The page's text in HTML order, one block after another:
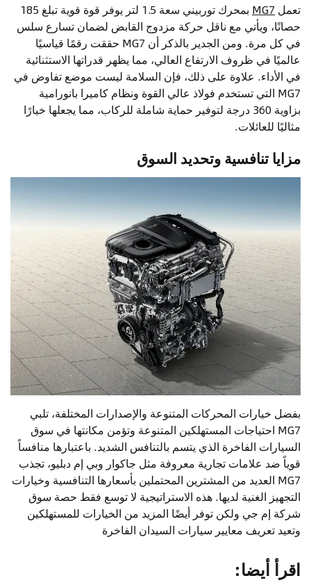
تعمل MG7
بمحرك توربيني سعة 1.5 لتر يوفر قوة قوية تبلغ 185
حصانًا، ويأتي مع ناقل حركة مزدوج القابض لضمان تسارع سلس
في كل مرة. ومن الجدير بالذكر أن MG7 حققت رقمًا قياسيًا
عالميًا في ظروف الارتفاع العالي، مما يظهر قدراتها الاستثنائية
في الأداء. علاوة على ذلك، فإن السلامة ليست موضع تفاوض في
MG7 التي تستخدم فولاذ عالي القوة ونظام كاميرا بانورامية
بزاوية 360 درجة لتوفير حماية شاملة للركاب، مما يجعلها خيارًا
مثاليًا للعائلات.
مزايا تنافسية وتحديد السوق
بفضل خيارات المحركات المتنوعة والإصدارات المختلفة، تلبي
MG7 احتياجات المستهلكين المتنوعة وتؤمن مكانتها في سوق
السيارات الفاخرة الذي يتسم بالتنافس الشديد. باعتبارها منافساً
قوياً ضد علامات تجارية معروفة مثل جاكوار وبي إم دبليو، تجذب
MG7 العديد من المشترين المحتملين بأسعارها التنافسية وخيارات
التجهيز الغنية لديها. هذه الاستراتيجية لا توسع فقط حصة سوق
شركة إم جي ولكن توفر أيضًا المزيد من الخيارات للمستهلكين
وتعيد تعريف معايير سيارات السيدان الفاخرة
اقرأ أيضا: